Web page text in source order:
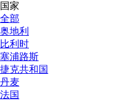
国家
全部
奥地利
比利时
塞浦路斯
捷克共和国
丹麦
法国